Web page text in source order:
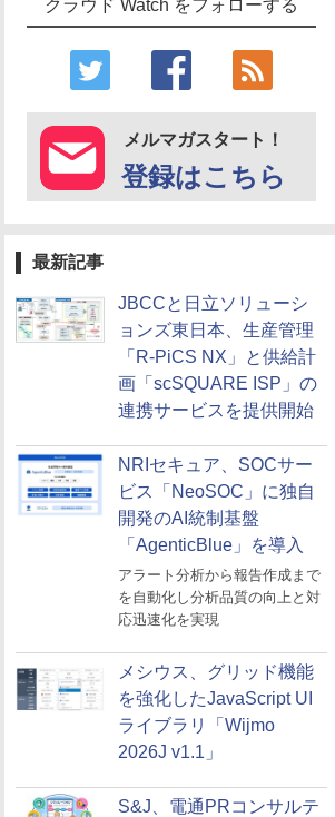
クラウド Watch をフォローする
メルマガスタート！
登録はこちら
最新記事
JBCCと日立ソリューシ
ョンズ東日本、生産管理
「R-PiCS NX」と供給計
画「scSQUARE ISP」の
連携サービスを提供開始
NRIセキュア、SOCサー
ビス「NeoSOC」に独自
開発のAI統制基盤
「AgenticBlue」を導入
アラート分析から報告作成まで
を自動化し分析品質の向上と対
応迅速化を実現
メシウス、グリッド機能
を強化したJavaScript UI
ライブラリ「Wijmo
2026J v1.1」
S&J、電通PRコンサルテ